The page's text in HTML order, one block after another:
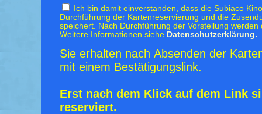
Ich bin damit einverstanden, dass die Subiaco
Durchführung der Kartenreservierung und die
speichert. Nach Durchführung der Vorstellung
Weitere Informationen siehe Datenschutzerklärung.
Sie erhalten nach Absenden der
mit einem Bestätigungslink.
Erst nach dem Klick auf dem Link
reserviert.